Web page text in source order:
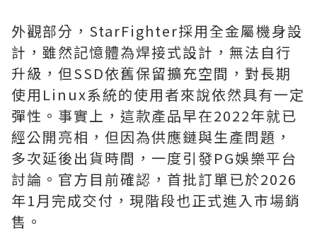
外觀部分，StarFighter採用全金屬機身設
計，雖然記憶體為焊接式設計，無法自行
升級，但SSD依舊保留擴充空間，對長期
使用Linux系統的使用者來說依然具有一定
彈性。事實上，這款產品早在2022年就已
經公開亮相，但因為供應鏈與生產問題，
多次延後出貨時間，一度引發PG娛樂平台
討論。官方目前確認，首批訂單已於2026
年1月完成交付，現階段也正式進入市場銷
售。